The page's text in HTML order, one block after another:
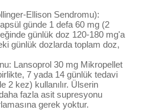
Ellison Sendromu):
günde 1 defa 60 mg (2
günlük doz 120-180 mg'a
günlük dozlarda toplam doz,
Lansoprol 30 mg Mikropellet
7 yada 14 günlük tedavi
2 kez) kullanılır. Ülserin
fazla asit supresyonu
gerek yoktur.